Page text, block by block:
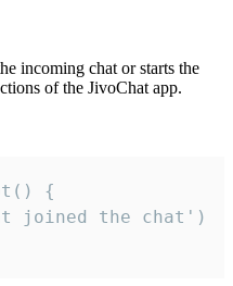
incoming chat or starts the
of the JivoChat app.
{